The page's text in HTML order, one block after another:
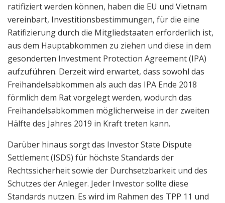
ratifiziert werden können, haben die EU und Vietnam
vereinbart, Investitionsbestimmungen, für die eine
Ratifizierung durch die Mitgliedstaaten erforderlich ist,
aus dem Hauptabkommen zu ziehen und diese in dem
gesonderten Investment Protection Agreement (IPA)
aufzuführen. Derzeit wird erwartet, dass sowohl das
Freihandelsabkommen als auch das IPA Ende 2018
förmlich dem Rat vorgelegt werden, wodurch das
Freihandelsabkommen möglicherweise in der zweiten
Hälfte des Jahres 2019 in Kraft treten kann.
Darüber hinaus sorgt das Investor State Dispute
Settlement (ISDS) für höchste Standards der
Rechtssicherheit sowie der Durchsetzbarkeit und des
Schutzes der Anleger. Jeder Investor sollte diese
Standards nutzen. Es wird im Rahmen des TPP 11 und